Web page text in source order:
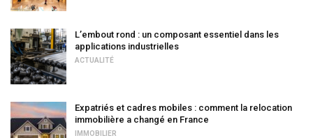
L’embout rond : un composant essentiel dans les
applications industrielles
ACTUALITÉ
Expatriés et cadres mobiles : comment la relocation
immobilière a changé en France
IMMOBILIER